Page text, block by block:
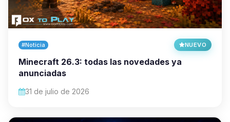
#Noticia NUEVO
Minecraft 26.3: todas las novedades ya
anunciadas
31 de julio de 2026